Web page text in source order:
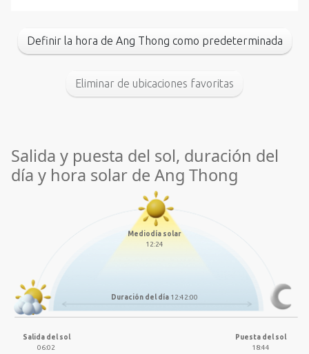
Definir la hora de Ang Thong como predeterminada
Eliminar de ubicaciones favoritas
Salida y puesta del sol, duración del
día y hora solar de Ang Thong
Mediodía solar
12:24
Duración del día 12:42:00
Salida del sol
06:02
Puesta del sol
18:44